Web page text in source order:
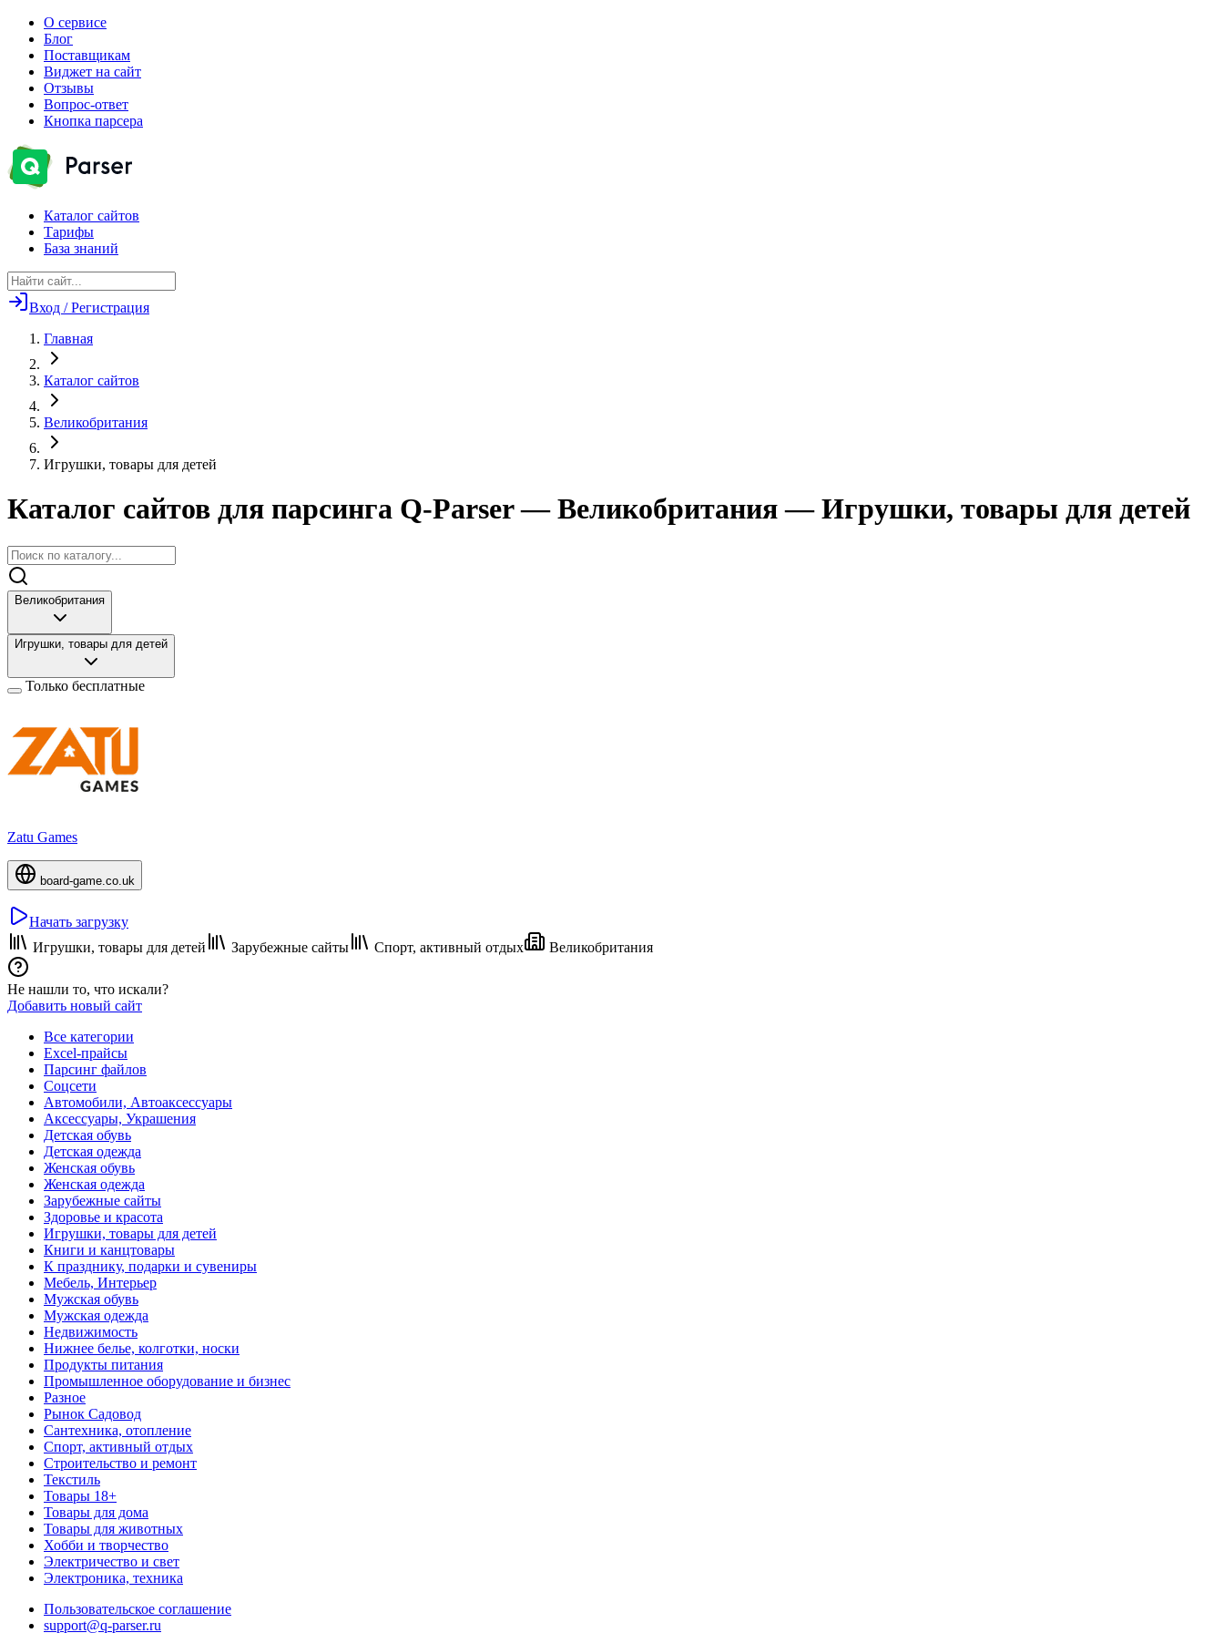
О сервисе
Блог
Поставщикам
Виджет на сайт
Отзывы
Вопрос-ответ
Кнопка парсера
Каталог сайтов
Тарифы
База знаний
Вход / Регистрация
Главная
Каталог сайтов
Великобритания
Игрушки, товары для детей
Каталог сайтов для парсинга Q-Parser— Великобритания — Игрушки, товары для детей
Великобритания
Игрушки, товары для детей
Только бесплатные
Zatu Games
board-game.co.uk
Начать загрузку
Игрушки, товары для детей
Зарубежные сайты Спорт, активный отдых Великобритания
Не нашли то, что искали?
Добавить новый сайт
Все категории
Excel-прайсы
Парсинг файлов
Соцсети
Автомобили, Автоаксессуары
Аксессуары, Украшения
Детская обувь
Детская одежда
Женская обувь
Женская одежда
Зарубежные сайты
Здоровье и красота
Игрушки, товары для детей
Книги и канцтовары
К празднику, подарки и сувениры
Мебель, Интерьер
Мужская обувь
Мужская одежда
Недвижимость
Нижнее белье, колготки, носки
Продукты питания
Промышленное оборудование и бизнес
Разное
Рынок Садовод
Сантехника, отопление
Спорт, активный отдых
Строительство и ремонт
Текстиль
Товары 18+
Товары для дома
Товары для животных
Хобби и творчество
Электричество и свет
Электроника, техника
Пользовательское соглашение
support@q-parser.ru